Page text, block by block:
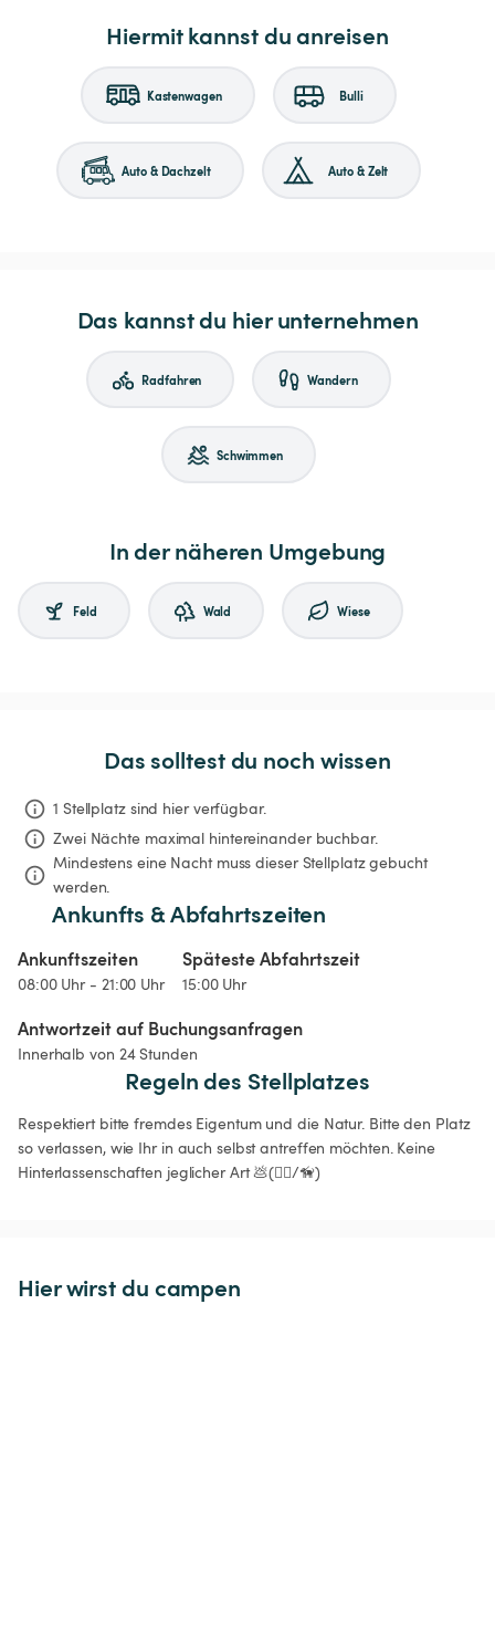
Hiermit kannst du anreisen
Kastenwagen Bulli
Auto & Dachzelt Auto & Zelt
Das kannst du hier unternehmen
Radfahren Wandern
Schwimmen
In der näheren Umgebung
Feld Wald Wiese
Das solltest du noch wissen
1 Stellplatz sind hier verfügbar.
Zwei Nächte maximal hintereinander buchbar.
Mindestens eine Nacht muss dieser Stellplatz gebucht
werden.
Ankunfts & Abfahrtszeiten
Ankunftszeiten
08:00 Uhr - 21:00 Uhr
Späteste Abfahrtszeit
15:00 Uhr
Antwortzeit auf Buchungsanfragen
Innerhalb von 24 Stunden
Regeln des Stellplatzes
Respektiert bitte fremdes Eigentum und die Natur. Bitte den Platz
so verlassen, wie Ihr in auch selbst antreffen möchten. Keine
Hinterlassenschaften jeglicher Art 💩(🙅‍♂️/🦮)
Hier wirst du campen